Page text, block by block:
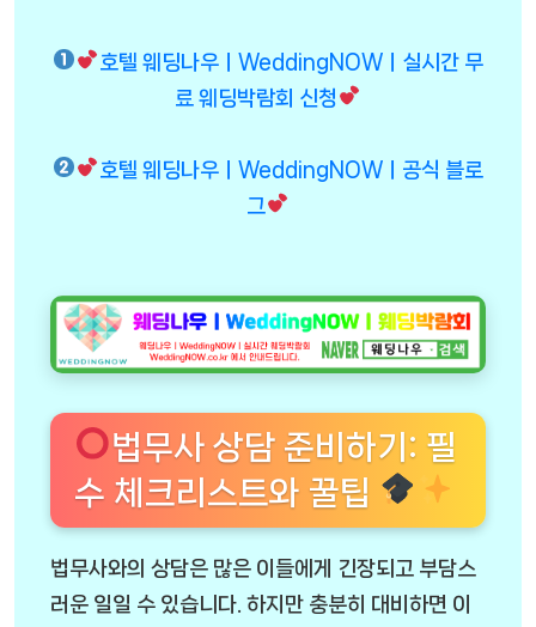
호텔 웨딩나우ㅣWeddingNOWㅣ실시간 무
료 웨딩박람회 신청
호텔 웨딩나우ㅣWeddingNOWㅣ공식 블로
그
법무사 상담 준비하기: 필
수 체크리스트와 꿀팁
법무사와의 상담은 많은 이들에게 긴장되고 부담스
러운 일일 수 있습니다. 하지만 충분히 대비하면 이